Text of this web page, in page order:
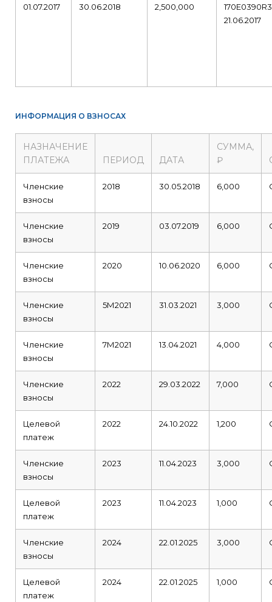
01.07.2017 30.06.2018 2,500,000
21.06.2017
ИНФОРМАЦИЯ О ВЗНОСАХ
НАЗНАЧЕНИЕ
ПЛАТЕЖА
ПЕРИОД ДАТА
СУММА,
₽
Членские
взносы
2018 30.05.2018 6,000
Членские
взносы
2019 03.07.2019 6,000
Членские
взносы
2020 10.06.2020 6,000
Членские
взносы
5М2021 31.03.2021 3,000
Членские
взносы
7М2021 13.04.2021 4,000
Членские
взносы
2022 29.03.2022 7,000
Целевой
платеж
2022 24.10.2022 1,200
Членские
взносы
2023 11.04.2023 3,000
Целевой
платеж
2023 11.04.2023 1,000
Членские
взносы
2024 22.01.2025 3,000
Целевой
платеж
2024 22.01.2025 1,000